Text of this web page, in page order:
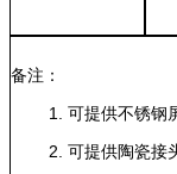
备注：
1. 可提供不锈钢
2. 可提供陶瓷接头